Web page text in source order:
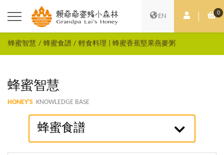
EN 會員中心0
購
蜂蜜智慧 蜂蜜食譜 輕食料理 | 蜂蜜香蕉堅果燕麥粥
蜂蜜智慧
HONEY'S KNOWLEDGE BASE
蜂蜜食譜